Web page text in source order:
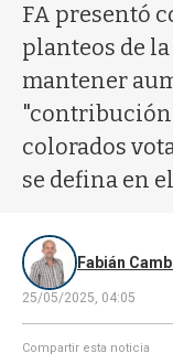
FA presentó
planteos de
mantener
colorados
se defina en
Fabián
25/05/2025, 04:05
Compartir esta noticia